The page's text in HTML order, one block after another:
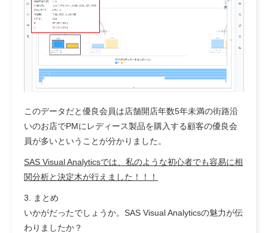
このデータだと優良会員は店舗開店年数5年未満の街路沿
いのお店でPMにレディース製品を購入する顧客の優良会
員が多いということが分かりました。
SAS Visual Analyticsでは、私のような初心者でも容易に相
関分析と決定木が行えました！！！
3. まとめ
いかがだったでしょうか。SAS Visual Analyticsの魅力が伝
わりましたか？